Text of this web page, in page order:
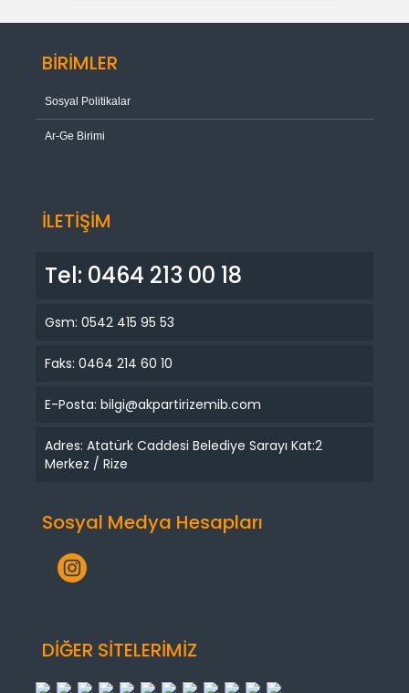
BİRİMLER
Sosyal Politikalar
Ar-Ge Birimi
İLETİŞİM
Tel: 0464 213 00 18
Gsm: 0542 415 95 53
Faks: 0464 214 60 10
E-Posta: bilgi@akpartirizemib.com
Adres: Atatürk Caddesi Belediye Sarayı Kat:2
Merkez / Rize
Sosyal Medya Hesapları
DİĞER SİTELERİMİZ